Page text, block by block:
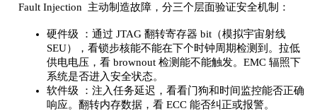
Fault Injection 主动制造故障，分三个层面验证安全机制：
硬件级 ：通过 JTAG 翻转寄存器 bit（模拟宇宙射线
SEU），看锁步核能不能在下个时钟周期检测到。拉低
供电电压，看 brownout 检测能不能触发。EMC 辐照下
系统是否进入安全状态。
软件级 ：注入任务延迟，看看门狗和时间监控能否正确
响应。翻转内存数据，看 ECC 能否纠正或报警。